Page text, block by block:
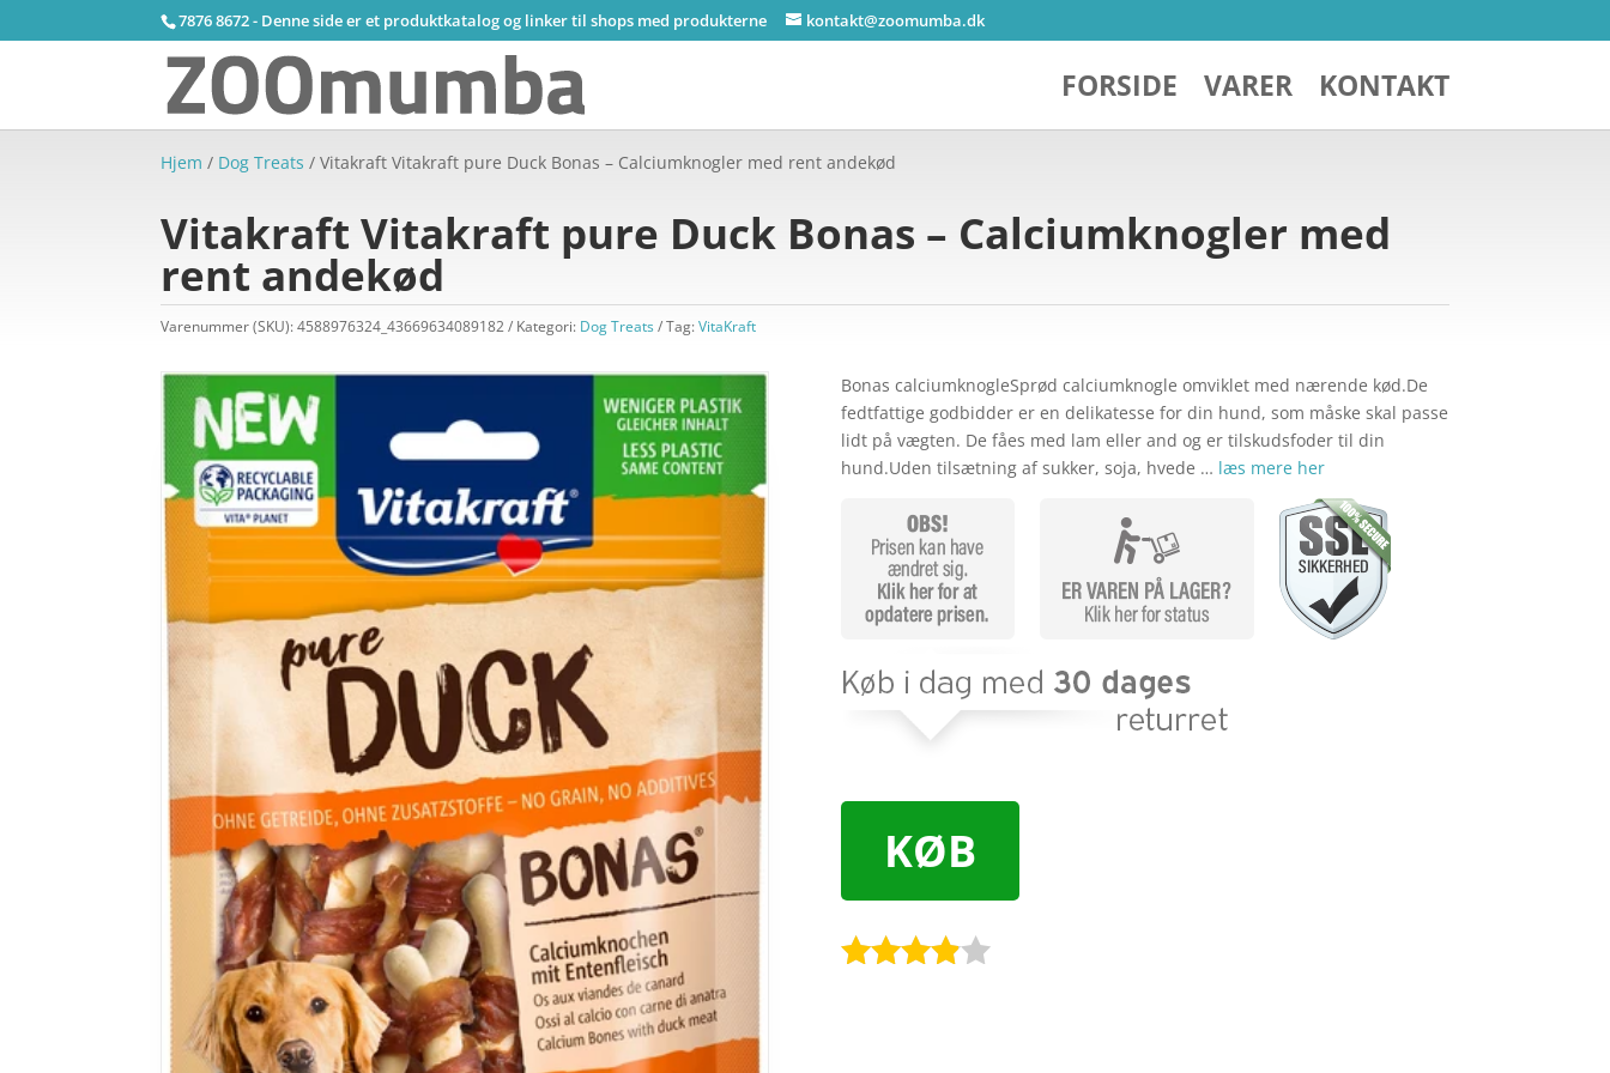
7876 8672 - Denne side er et produktkatalog og linker til shops med produkterne kontakt@zoomumba.dk
FORSIDE VARER KONTAKT
Hjem / Dog Treats / Vitakraft Vitakraft pure Duck Bonas – Calciumknogler med rent andekød
Vitakraft Vitakraft pure Duck Bonas – Calciumknogler med
rent andekød
Varenummer (SKU):4588976324_43669634089182 Kategori: Dog Treats Tag:VitaKraft
Bonas calciumknogleSprød calciumknogle omviklet med nærende kød.De
fedtfattige godbidder er en delikatesse for din hund, som måske skal passe
lidt på vægten. De fåes med lam eller and og er tilskudsfoder til din
hund.Uden tilsætning af sukker, soja, hvede … læs mere her
KØB